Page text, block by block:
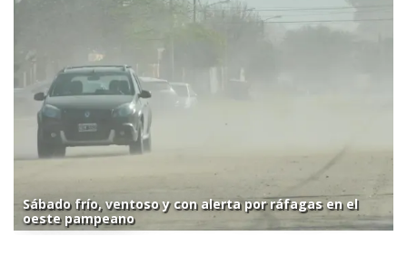
Sábado frío, ventoso y con alerta por ráfagas en el
oeste pampeano